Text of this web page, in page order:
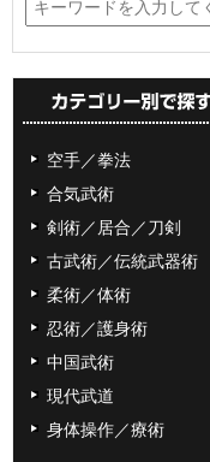
空手／拳法
合気武術
剣術／居合／刀剣
古武術／伝統武器術
柔術／体術
忍術／護身術
中国武術
現代武道
身体操作／療術